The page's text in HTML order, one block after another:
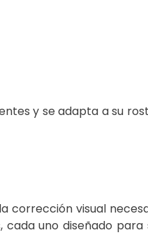
y se adapta a su
visual
uno diseñado